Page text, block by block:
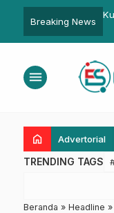
Breaking News
Boyong Sejumlah
menu
home Advertorial
TRENDING TAGS
Beranda » Headline »